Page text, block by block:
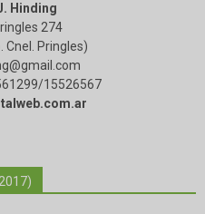
Hinding
274
Cnel. Pringles)
15526567